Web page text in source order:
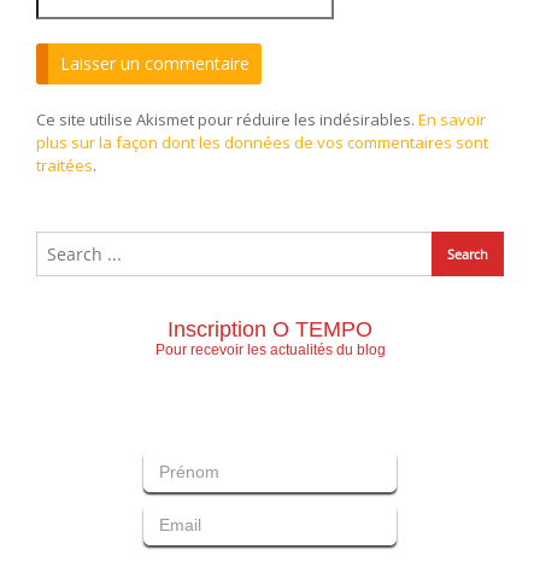
Ce site utilise Akismet pour réduire les indésirables. En savoir
plus sur la façon dont les données de vos commentaires sont
traitées.
Inscription O TEMPO
Pour recevoir les actualités du blog